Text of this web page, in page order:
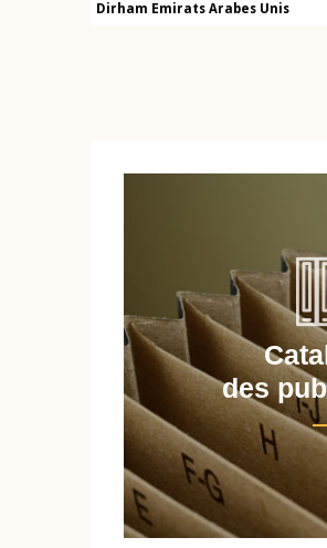
Dirham Emirats Arabes Unis
des